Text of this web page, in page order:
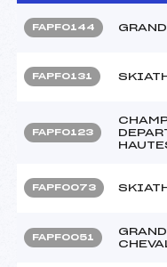
FAPF0144
FAPF0131
FAPF0123
FAPF0073
FAPF0051